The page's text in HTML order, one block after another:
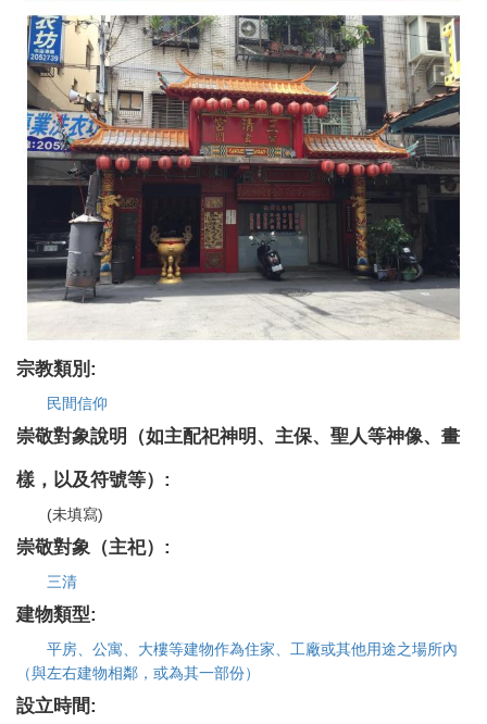
宗教類別:
民間信仰
崇敬對象說明（如主配祀神明、主保、聖人等神像、畫
樣，以及符號等）:
(未填寫)
崇敬對象（主祀）:
三清
建物類型:
平房、公寓、大樓等建物作為住家、工廠或其他用途之場所內
（與左右建物相鄰，或為其一部份）
設立時間: